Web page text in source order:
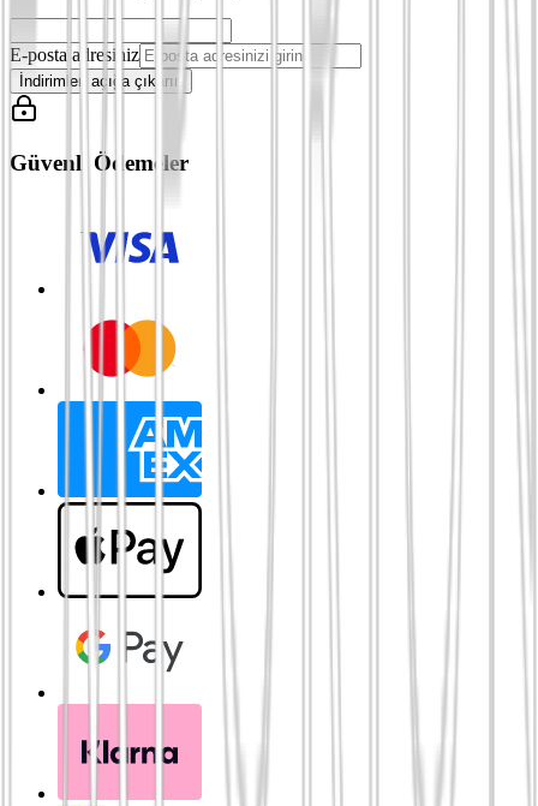
E-posta adresiniz
İndirimleri açığa çıkarın
Güvenli Ödemeler